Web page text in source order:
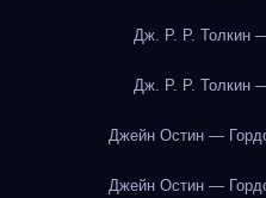
Дж. Р. Р. Толкин
Дж. Р. Р. Толкин
Джейн Остин —
Джейн Остин —